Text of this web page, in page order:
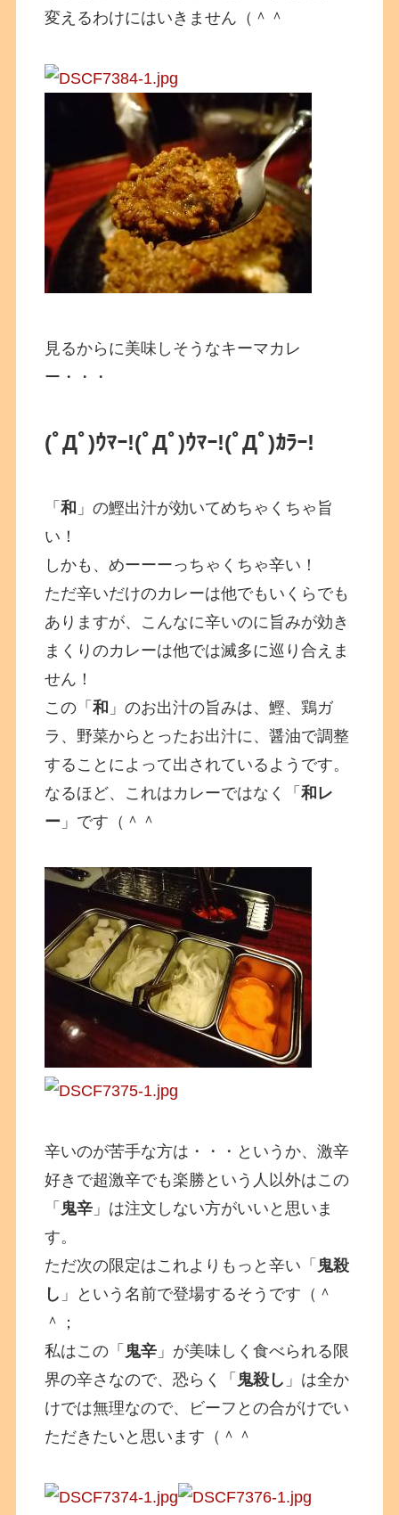
変えるわけにはいきません（＾＾
見るからに美味しそうなキーマカレ
ー・・・
(ﾟДﾟ)ｳﾏｰ!(ﾟДﾟ)ｳﾏｰ!(ﾟДﾟ)ｶﾗｰ!
「和 」の鰹出汁が効いてめちゃくちゃ旨
い！
しかも、めーーーっちゃくちゃ辛い！
ただ辛いだけのカレーは他でもいくらでも
ありますが、こんなに辛いのに旨みが効き
まくりのカレーは他では滅多に巡り合えま
せん！
この「和 」のお出汁の旨みは、鰹、鶏ガ
ラ、野菜からとったお出汁に、醤油で調整
することによって出されているようです。
なるほど、これはカレーではなく「和レ
ー 」です（＾＾
辛いのが苦手な方は・・・というか、激辛
好きで超激辛でも楽勝という人以外はこの
「 鬼辛 」は注文しない方がいいと思いま
す。
ただ次の限定はこれよりもっと辛い「 鬼殺
し 」という名前で登場するそうです（＾
＾；
私はこの「 鬼辛 」が美味しく食べられる限
界の辛さなので、恐らく「 鬼殺し 」は全か
けでは無理なので、ビーフとの合がけでい
ただきたいと思います（＾＾